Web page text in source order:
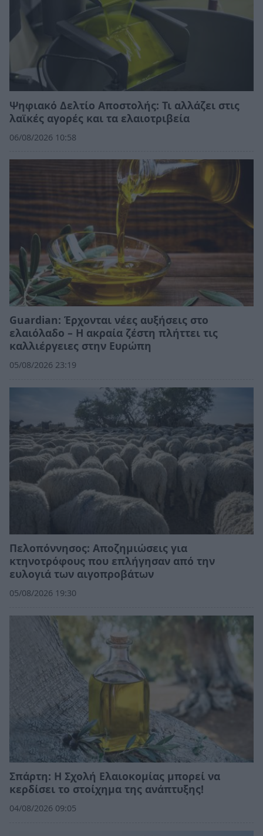
Ψηφιακό Δελτίο Αποστολής: Τι αλλάζει στις
λαϊκές αγορές και τα ελαιοτριβεία
06/08/2026 10:58
Guardian: Έρχονται νέες αυξήσεις στο
ελαιόλαδο – Η ακραία ζέστη πλήττει τις
καλλιέργειες στην Ευρώπη
05/08/2026 23:19
Πελοπόννησος: Αποζημιώσεις για
κτηνοτρόφους που επλήγησαν από την
ευλογιά των αιγοπροβάτων
05/08/2026 19:30
Σπάρτη: Η Σχολή Ελαιοκομίας μπορεί να
κερδίσει το στοίχημα της ανάπτυξης!
04/08/2026 09:05